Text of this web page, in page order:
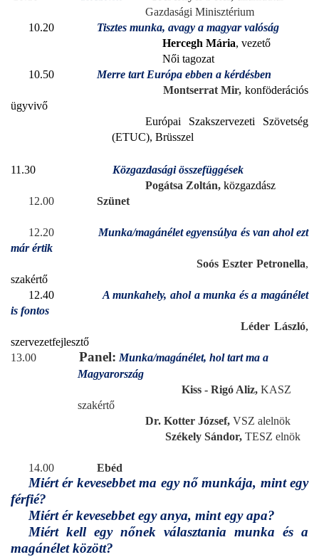
Gazdasági Minisztérium
10.20
Tisztes munka, avagy a magyar valóság
Hercegh Mária, vezető
Női tagozat
10.50
Merre tart Európa ebben a kérdésben
Montserrat Mir, konföderációs
ügyvivő
Európai Szakszervezeti Szövetség
(ETUC), Brüsszel
11.30
Közgazdasági összefüggések
Pogátsa Zoltán, közgazdász
12.00
Szünet
12.20
Munka/magánélet egyensúlya és van ahol ezt
már értik
Soós Eszter Petronella,
szakértő
12.40
A munkahely, ahol a munka és a magánélet
is fontos
Léder László,
szervezetfejlesztő
13.00
Panel: Munka/magánélet, hol tart ma a
Magyarország
Kiss - Rigó Aliz, KASZ
szakértő
Dr. Kotter József, VSZ alelnök
Székely Sándor, TESZ elnök
14.00 Ebéd
Miért ér kevesebbet ma egy nő munkája, mint egy
férfié?
Miért ér kevesebbet egy anya, mint egy apa?
Miért kell egy nőnek választania munka és a
magánélet között?